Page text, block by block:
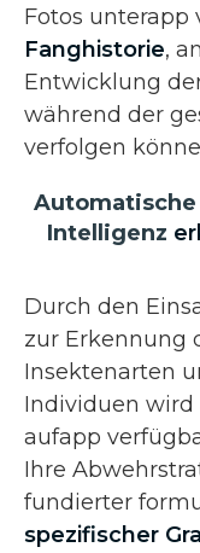
Fotos unterapp
Fanghistorie,
Entwicklung
während der
verfolgen
Intelligenz
Durch den
zur Erkennung
Insektenarten
Individuen wird
aufapp
Ihre
fundierter
spezifischer